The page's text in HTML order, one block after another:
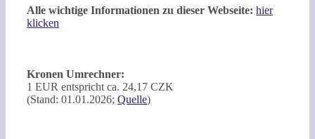
Alle wichtige Informationen zu dieser Webseite: hier
klicken
Kronen Umrechner:
1 EUR entspricht ca. 24,17 CZK
(Stand: 01.01.2026; Quelle)